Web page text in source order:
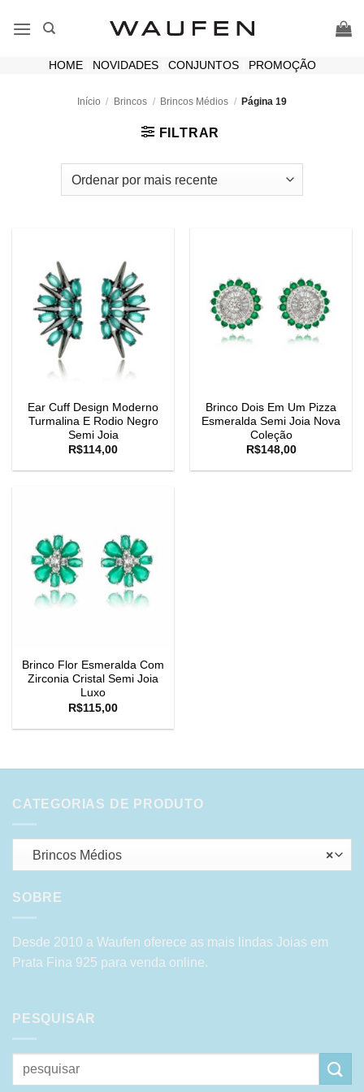
HOME| NOVIDADES| CONJUNTOS| PROMOÇÃO
Início / Brincos / Brincos Médios / Página 19
FILTRAR
Ear Cuff Design Moderno
Turmalina E Rodio Negro
Semi Joia
R$114,00
Brinco Dois Em Um Pizza
Esmeralda Semi Joia Nova
Coleção
R$148,00
Brinco Flor Esmeralda Com
Zirconia Cristal Semi Joia
Luxo
R$115,00
CATEGORIAS DE PRODUTO
×
Brincos Médios
SOBRE
Desde 2010 a Waufen oferece as mais lindas Joias em
Prata Fina 925 para venda online.
PESQUISAR
Pesquisar
por: